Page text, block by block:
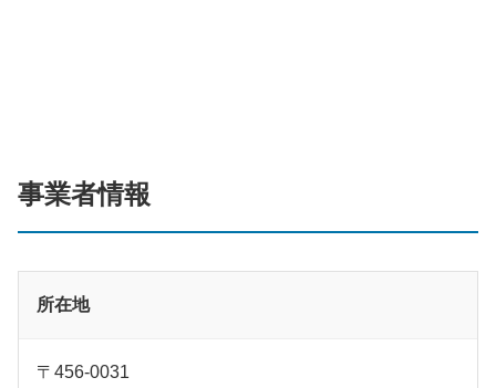
事業者情報
所在地
〒456-0031